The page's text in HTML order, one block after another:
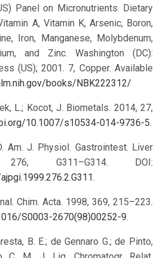
Panel on Micronutrients. Dietary
A, Vitamin K, Arsenic, Boron,
Iron, Manganese, Molybdenum,
and Zinc. Washington (DC):
(US); 2001. 7, Copper. Available
books/NBK222312/
L.; Kocot, J. Biometals. 2014, 27,
10.1007/s10534-014-9736-5.
Am. J. Physiol. Gastrointest. Liver
G311–G314. DOI:
.
Chim. Acta. 1998, 369, 215–223.
S0003-2670(98)00252-9.
B. E.; de Gennaro G.; de Pinto,